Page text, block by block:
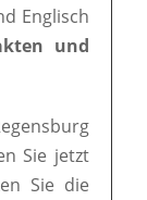
Englisch
und
Sie jetzt
Sie die